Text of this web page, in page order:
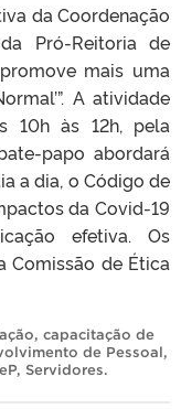
da Coordenação
Pró-Reitoria de
mais uma
A atividade
10h às 12h, pela
papo abordará
a dia, o Código de
da Covid-19
efetiva. Os
Comissão de Ética
, capacitação de
de Pessoal,
, Servidores.